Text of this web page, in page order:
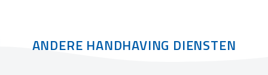
ANDERE HANDHAVING DIENSTEN